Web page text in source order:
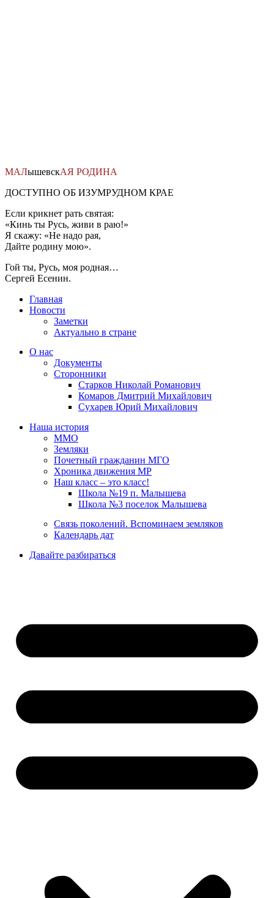
МАЛышевскАЯ РОДИНА
ДОСТУПНО ОБ ИЗУМРУДНОМ КРАЕ
Если крикнет рать святая:
«Кинь ты Русь, живи в раю!»
Я скажу: «Не надо рая,
Дайте родину мою».
Гой ты, Русь, моя родная…
Сергей Есенин.
Главная
Новости
Заметки
Актуально в стране
О нас
Документы
Сторонники
Старков Николай Романович
Комаров Дмитрий Михайлович
Сухарев Юрий Михайлович
Наша история
ММО
Земляки
Почетный гражданин МГО
Хроника движения МР
Наш класс – это класс!
Школа №19 п. Малышева
Школа №3 поселок Малышева
Связь поколений. Вспоминаем земляков
Календарь дат
Давайте разбираться